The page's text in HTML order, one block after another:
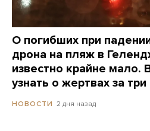
О погибших при
дрона на пляж в
известно крайне мало.
узнать о жертвах за три
НОВОСТИ 2 дня назад